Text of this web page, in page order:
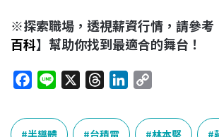
※探索職場，透視薪資行情，請參考
百科】幫助你找到最適合的舞台！
c
n
r
p